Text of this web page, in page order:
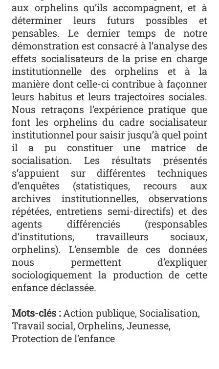
aux orphelins qu’ils accompagnent, et à
déterminer leurs futurs possibles et
pensables. Le dernier temps de notre
démonstration est consacré à l’analyse des
effets socialisateurs de la prise en charge
institutionnelle des orphelins et à la
manière dont celle-ci contribue à façonner
leurs habitus et leurs trajectoires sociales.
Nous retraçons l’expérience pratique que
font les orphelins du cadre socialisateur
institutionnel pour saisir jusqu’à quel point
il a pu constituer une matrice de
socialisation. Les résultats présentés
s’appuient sur différentes techniques
d’enquêtes (statistiques, recours aux
archives institutionnelles, observations
répétées, entretiens semi-directifs) et des
agents différenciés (responsables
d’institutions, travailleurs sociaux,
orphelins). L’ensemble de ces données
nous permettent d’expliquer
sociologiquement la production de cette
enfance déclassée.
Mots-clés :Action publique, Socialisation,
Travail social, Orphelins, Jeunesse,
Protection de l’enfance